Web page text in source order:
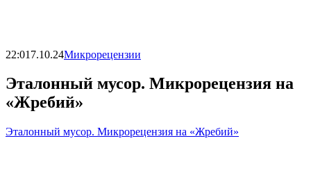
22:01 7.10.24Микрорецензии
Эталонный мусор. Микрорецензия на
«Жребий»
Эталонный мусор. Микрорецензия на «Жребий»